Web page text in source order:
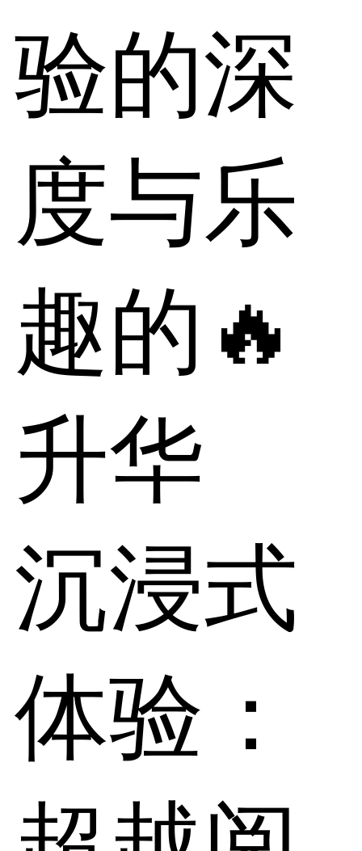
验的深
度与乐
趣的🔥
升华
沉浸式
体验：